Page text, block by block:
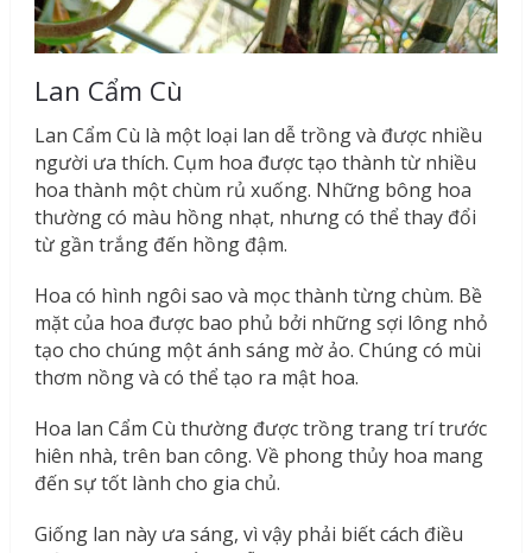
Lan Cẩm Cù
Lan Cẩm Cù là một loại lan dễ trồng và được nhiều
người ưa thích. Cụm hoa được tạo thành từ nhiều
hoa thành một chùm rủ xuống. Những bông hoa
thường có màu hồng nhạt, nhưng có thể thay đổi
từ gần trắng đến hồng đậm.
Hoa có hình ngôi sao và mọc thành từng chùm. Bề
mặt của hoa được bao phủ bởi những sợi lông nhỏ
tạo cho chúng một ánh sáng mờ ảo. Chúng có mùi
thơm nồng và có thể tạo ra mật hoa.
Hoa lan Cẩm Cù thường được trồng trang trí trước
hiên nhà, trên ban công. Về phong thủy hoa mang
đến sự tốt lành cho gia chủ.
Giống lan này ưa sáng, vì vậy phải biết cách điều